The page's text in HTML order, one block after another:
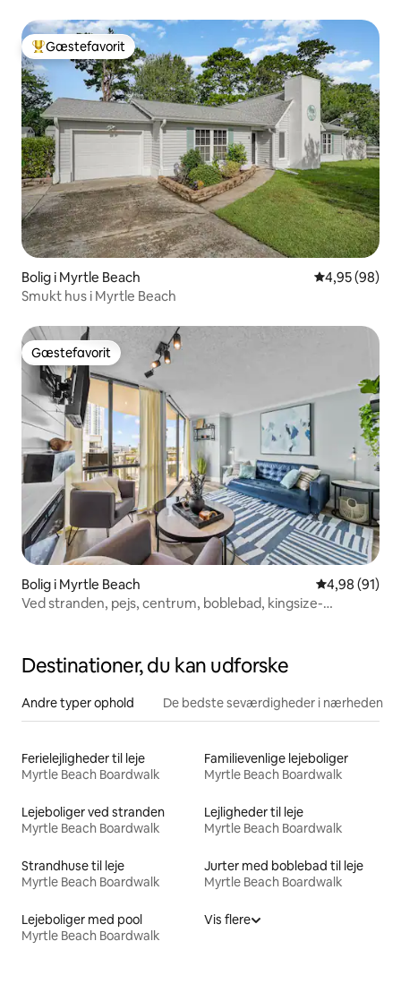
Bedste gæstefavorit
Gæstefavorit
Bolig i Myrtle Beach 4,95 ud af 5 i
4,95 (98)
Smukt hus i Myrtle Beach
Gæstefavorit
Gæstefavorit
Bolig i Myrtle Beach 4,98 ud af 5 i
4,98 (91)
Ved stranden, pejs, centrum, boblebad, kingsize-
Destinationer, du kan udforske
Andre typer ophold De bedste seværdigheder i nærheden
Ferielejligheder til leje
Myrtle Beach Boardwalk
Familievenlige lejeboliger
Myrtle Beach Boardwalk
Lejeboliger ved stranden
Myrtle Beach Boardwalk
Lejligheder til leje
Myrtle Beach Boardwalk
Strandhuse til leje
Myrtle Beach Boardwalk
Jurter med boblebad til leje
Myrtle Beach Boardwalk
Lejeboliger med pool
Myrtle Beach Boardwalk
Vis flere